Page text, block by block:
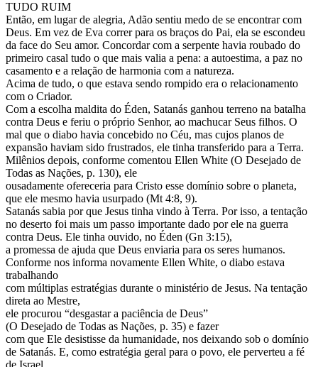
TUDO RUIM
Então, em lugar de alegria, Adão sentiu medo de se encontrar com
Deus. Em vez de Eva correr para os braços do Pai, ela se escondeu
da face do Seu amor. Concordar com a serpente havia roubado do
primeiro casal tudo o que mais valia a pena: a autoestima, a paz no
casamento e a relação de harmonia com a natureza.
Acima de tudo, o que estava sendo rompido era o relacionamento
com o Criador.
Com a escolha maldita do Éden, Satanás ganhou terreno na batalha
contra Deus e feriu o próprio Senhor, ao machucar Seus filhos. O
mal que o diabo havia concebido no Céu, mas cujos planos de
expansão haviam sido frustrados, ele tinha transferido para a Terra.
Milênios depois, conforme comentou Ellen White (O Desejado de
Todas as Nações, p. 130), ele
ousadamente ofereceria para Cristo esse domínio sobre o planeta,
que ele mesmo havia usurpado (Mt 4:8, 9).
Satanás sabia por que Jesus tinha vindo à Terra. Por isso, a tentação
no deserto foi mais um passo importante dado por ele na guerra
contra Deus. Ele tinha ouvido, no Éden (Gn 3:15),
a promessa de ajuda que Deus enviaria para os seres humanos.
Conforme nos informa novamente Ellen White, o diabo estava
trabalhando
com múltiplas estratégias durante o ministério de Jesus. Na tentação
direta ao Mestre,
ele procurou “desgastar a paciência de Deus”
(O Desejado de Todas as Nações, p. 35) e fazer
com que Ele desistisse da humanidade, nos deixando sob o domínio
de Satanás. E, como estratégia geral para o povo, ele perverteu a fé
de Israel,